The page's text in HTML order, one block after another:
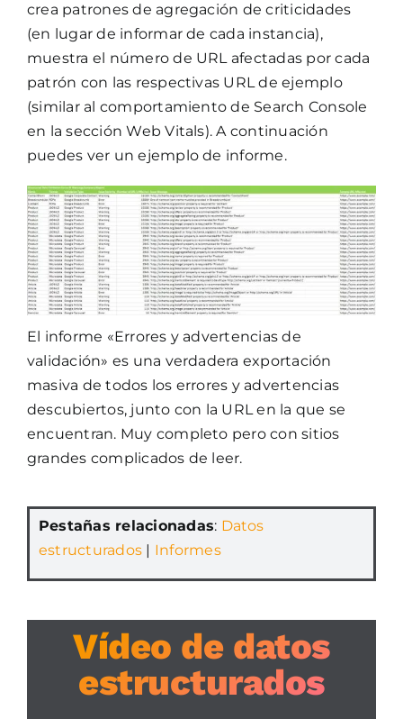
crea patrones de agregación de criticidades
(en lugar de informar de cada instancia),
muestra el número de URL afectadas por cada
patrón con las respectivas URL de ejemplo
(similar al comportamiento de Search Console
en la sección Web Vitals). A continuación
puedes ver un ejemplo de informe.
El informe «Errores y advertencias de
validación» es una verdadera exportación
masiva de todos los errores y advertencias
descubiertos, junto con la URL en la que se
encuentran. Muy completo pero con sitios
grandes complicados de leer.
Pestañas relacionadas: Datos
estructurados | Informes
Vídeo de datos
estructurados